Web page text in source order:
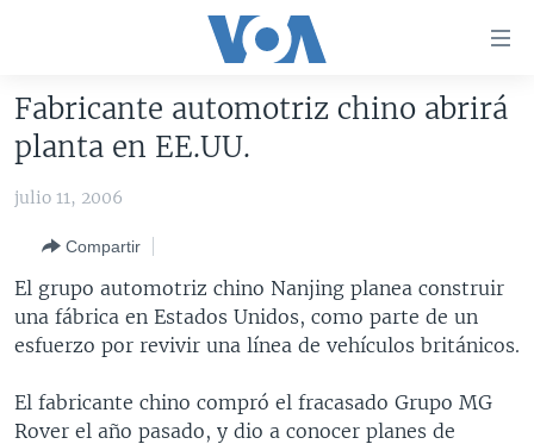
accesibilidad
Salte
contenido
principal
Salte
navegador
principal
Salte
búsqueda
AMÉRICA DEL NORTE
MÉXICO
HAITÍ
ELECCIONES EEUU 2024
ELECCIONES EEUU
VOTO DIVIDIDO
VOA VERIFICA
VOA VERIFICA UCRANIA/RUSIA
VOA VERIFICA INMIGRACIÓN
VOA VERIFICA AMÉRICA LATINA
AMÉRICA LATINA
ARGENTINA
BOLIVIA
CHILE
CHINA EN AMÉRICA LATINA
CENTROAMÉRICA
EL SALVADOR
INMIGRACIÓN
ESPECIALES DE LA VOA
Fabricante automotriz chino abrirá
planta en EE.UU.
julio 11, 2006
Compartir
El grupo automotriz chino Nanjing planea construir
una fábrica en Estados Unidos, como parte de un
esfuerzo por revivir una línea de vehículos británicos.
El fabricante chino compró el fracasado Grupo MG
Rover el año pasado, y dio a conocer planes de